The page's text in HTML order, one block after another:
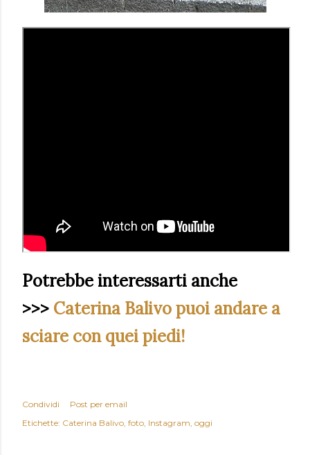
Potrebbe interessarti anche
>>> Caterina Balivo puoi andare a
sciare con quei piedi!
Condividi
Post per email
Etichette: Caterina Balivo foto Instagram oggi